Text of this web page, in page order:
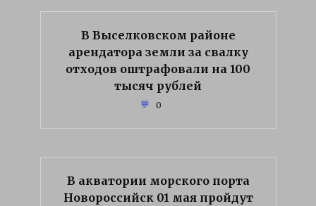
В Выселковском районе
арендатора земли за свалку
отходов оштрафовали на 100
тысяч рублей
0
В акватории морского порта
Новороссийск 01 мая пройдут